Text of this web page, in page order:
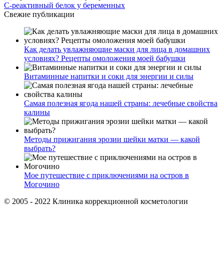
С-реактивный белок у беременных
Свежие публикации
Как делать увлажняющие маски для лица в домашних
условиях? Рецепты омоложения моей бабушки
Витаминные напитки и соки для энергии и силы
Самая полезная ягода нашей страны: лечебные свойства
калины
Методы прижигания эрозии шейки матки — какой
выбрать?
Мое путешествие с приключениями на остров в
Могочино
© 2005 - 2022 Клиника коррекционной косметологии